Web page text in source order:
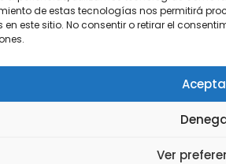
de estas tecnologías nos permitirá
este sitio. No consentir o retirar el
Ver